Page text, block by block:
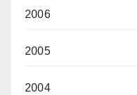
2006
2005
2004